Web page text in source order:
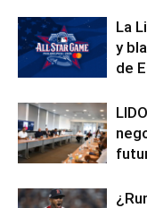
La
y
de